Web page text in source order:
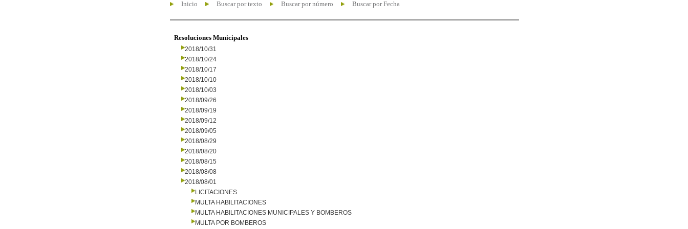
Inicio Buscar por texto Buscar por número Buscar por Fecha
Resoluciones Municipales
2018/10/31
2018/10/24
2018/10/17
2018/10/10
2018/10/03
2018/09/26
2018/09/19
2018/09/12
2018/09/05
2018/08/29
2018/08/20
2018/08/15
2018/08/08
2018/08/01
LICITACIONES
MULTA HABILITACIONES
MULTA HABILITACIONES MUNICIPALES Y BOMBEROS
MULTA POR BOMBEROS